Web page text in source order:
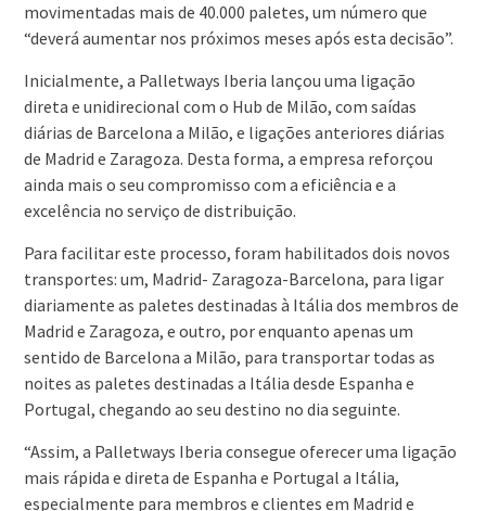
movimentadas mais de 40.000 paletes, um número que
“deverá aumentar nos próximos meses após esta decisão”.
Inicialmente, a Palletways Iberia lançou uma ligação
direta e unidirecional com o Hub de Milão, com saídas
diárias de Barcelona a Milão, e ligações anteriores diárias
de Madrid e Zaragoza. Desta forma, a empresa reforçou
ainda mais o seu compromisso com a eficiência e a
excelência no serviço de distribuição.
Para facilitar este processo, foram habilitados dois novos
transportes: um, Madrid- Zaragoza-Barcelona, para ligar
diariamente as paletes destinadas à Itália dos membros de
Madrid e Zaragoza, e outro, por enquanto apenas um
sentido de Barcelona a Milão, para transportar todas as
noites as paletes destinadas a Itália desde Espanha e
Portugal, chegando ao seu destino no dia seguinte.
“Assim, a Palletways Iberia consegue oferecer uma ligação
mais rápida e direta de Espanha e Portugal a Itália,
especialmente para membros e clientes em Madrid e